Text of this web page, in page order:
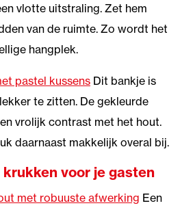
vlotte uitstraling. Zet hem
van de ruimte. Zo wordt het
hangplek.
pastel kussens Dit bankje is
te zitten. De gekleurde
vrolijk contrast met het hout.
daarnaast makkelijk overal bij.
voor je gasten
met robuuste afwerking Een